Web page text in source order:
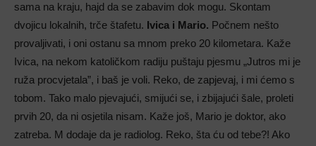
sama na kraju, hajd da se zabavim dok mogu. Skontam
dvojicu lokalnih, trče štafetu. Ivica i Mario. Počnem nešto
provaljivati, i oni ostanu sa mnom preko 20 kilometara. Kaže
Ivica, na nekom katoličkom radiju puštaju pjesmu „Jutros mi je
ruža procvjetala”, i baš je voli. Reko, de zapjevaj, i mi ćemo s
tobom. Tako malo pjevajući, smijući se, i zbijajući šale, proleti
prvih 20, da ni osjetila nisam. Kaže još, Mario je doktor, ako
zatreba. M dodaje da je radiolog. Reko, šta ću od tebe?! Ako